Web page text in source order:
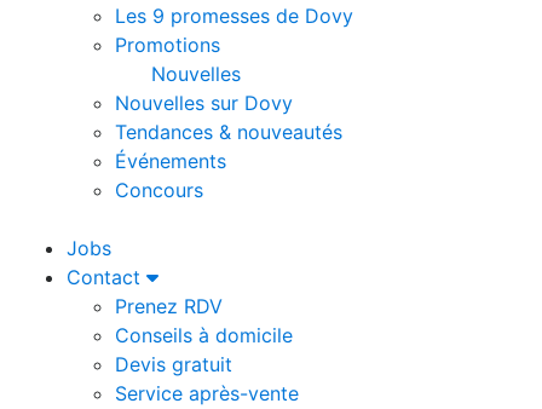
Les 9 promesses de Dovy
Promotions
Nouvelles
Nouvelles sur Dovy
Tendances & nouveautés
Événements
Concours
Jobs
Contact
Prenez RDV
Conseils à domicile
Devis gratuit
Service après-vente